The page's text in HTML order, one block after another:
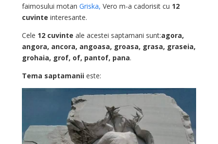
faimosului motan Griska, Vero m-a cadorisit cu 12
cuvinte interesante.
Cele 12 cuvinte ale acestei saptamani sunt:agora,
angora, ancora, angoasa, groasa, grasa, graseia,
grohaia, grof, of, pantof, pana.
Tema saptamaniieste: